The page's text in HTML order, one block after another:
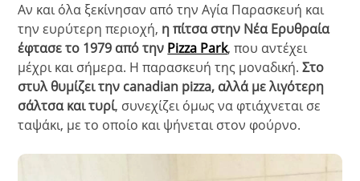
Αν και όλα ξεκίνησαν από την Αγία Παρασκευή και
την ευρύτερη περιοχή, η πίτσα στην Νέα Ερυθραία
έφτασε το 1979 από την Pizza Park, που αντέχει
μέχρι και σήμερα. Η παρασκευή της μοναδική.Στο
στυλ θυμίζει την canadian pizza, αλλά με λιγότερη
σάλτσα και τυρί, συνεχίζει όμως να φτιάχνεται σε
ταψάκι, με το οποίο και ψήνεται στον φούρνο.